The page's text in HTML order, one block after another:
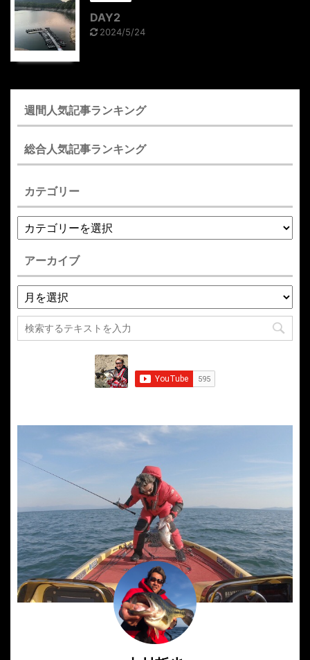
DAY2
2024/5/24
週間人気記事ランキング
総合人気記事ランキング
カテゴリー
アーカイブ